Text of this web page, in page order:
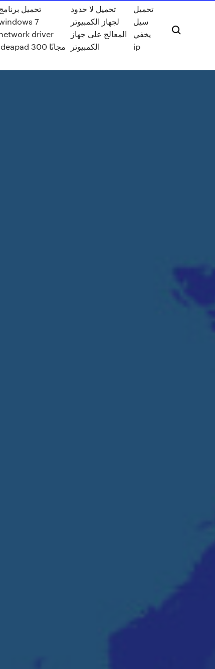
تحميل
7
driver
ideapad 300 مجانًا
تحميل لا حدود
لجهاز الكمبيوتر
المعالج على جهاز
الكمبيوتر
تحميل
سيل
يخفي
ip